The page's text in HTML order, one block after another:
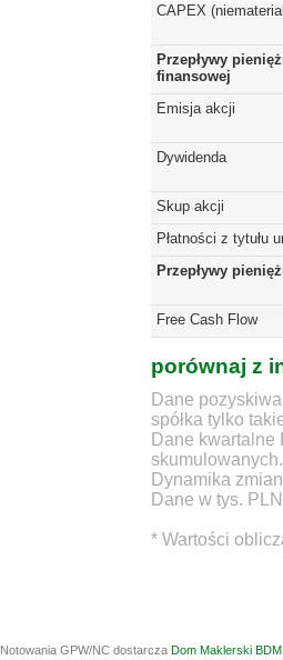
CAPEX
Przepływy
finansowej
Emisja akcji
Dywidenda
Skup akcji
Płatności z tytułu
Przepływy
Free Cash Flow
porównaj z
Dane
spółka tylko
Dane
skumulowanych.
Dynamika
Dane w tys. PLN
* Wartości
Notowania GPW/NC dostarcza Dom Maklerski